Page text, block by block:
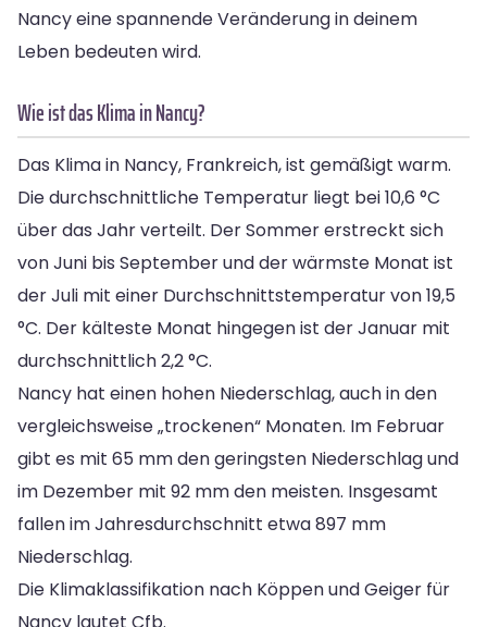
Nancy eine spannende Veränderung in deinem
Leben bedeuten wird.
Wie ist das Klima in Nancy?
Das Klima in Nancy, Frankreich, ist gemäßigt warm.
Die durchschnittliche Temperatur liegt bei 10,6 °C
über das Jahr verteilt. Der Sommer erstreckt sich
von Juni bis September und der wärmste Monat ist
der Juli mit einer Durchschnittstemperatur von 19,5
°C. Der kälteste Monat hingegen ist der Januar mit
durchschnittlich 2,2 °C.
Nancy hat einen hohen Niederschlag, auch in den
vergleichsweise „trockenen“ Monaten. Im Februar
gibt es mit 65 mm den geringsten Niederschlag und
im Dezember mit 92 mm den meisten. Insgesamt
fallen im Jahresdurchschnitt etwa 897 mm
Niederschlag.
Die Klimaklassifikation nach Köppen und Geiger für
Nancy lautet Cfb.